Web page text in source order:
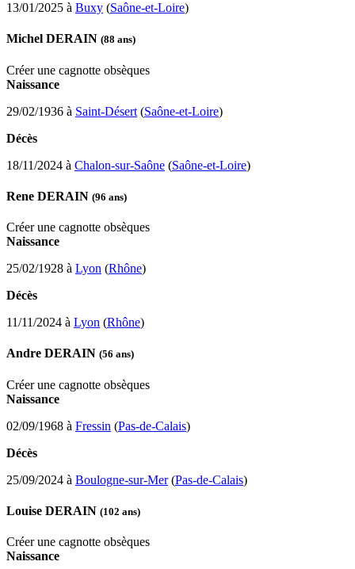
13/01/2025 à Buxy (Saône-et-Loire)
Michel DERAIN (88 ans)
Créer une cagnotte obsèques
Naissance
29/02/1936 à Saint-Désert (Saône-et-Loire)
Décès
18/11/2024 à Chalon-sur-Saône (Saône-et-Loire)
Rene DERAIN (96 ans)
Créer une cagnotte obsèques
Naissance
25/02/1928 à Lyon (Rhône)
Décès
11/11/2024 à Lyon (Rhône)
Andre DERAIN (56 ans)
Créer une cagnotte obsèques
Naissance
02/09/1968 à Fressin (Pas-de-Calais)
Décès
25/09/2024 à Boulogne-sur-Mer(Pas-de-Calais)
Louise DERAIN (102 ans)
Créer une cagnotte obsèques
Naissance